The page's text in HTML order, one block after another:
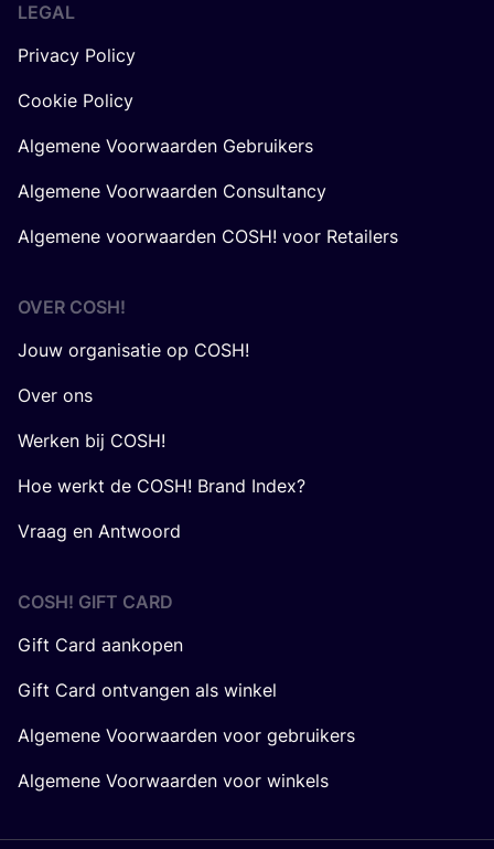
LEGAL
Privacy Policy
Cookie Policy
Algemene Voorwaarden Gebruikers
Algemene Voorwaarden Consultancy
Algemene voorwaarden COSH! voor Retailers
OVER COSH!
Jouw organisatie op COSH!
Over ons
Werken bij COSH!
Hoe werkt de COSH! Brand Index?
Vraag en Antwoord
COSH! GIFT CARD
Gift Card aankopen
Gift Card ontvangen als winkel
Algemene Voorwaarden voor gebruikers
Algemene Voorwaarden voor winkels